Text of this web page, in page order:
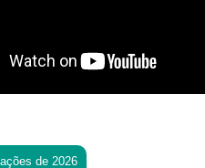
de 2026